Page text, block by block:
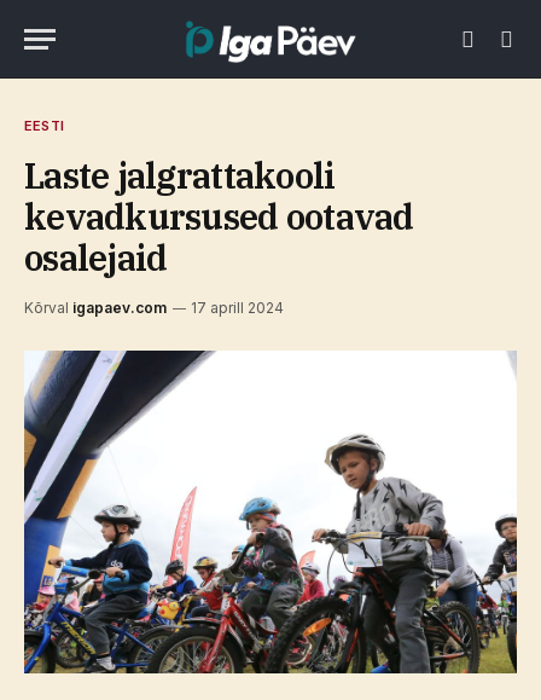
EESTI
Laste jalgrattakooli
kevadkursused ootavad
osalejaid
Kõrval igapaev.com 17 aprill 2024